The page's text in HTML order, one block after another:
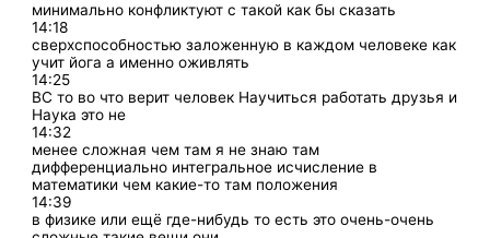
минимально конфликтуют с такой как бы сказать
14:18
сверхспособностью заложенную в каждом человеке как
учит йога а именно оживлять
14:25
ВС то во что верит человек Научиться работать друзья и
Наука это не
14:32
менее сложная чем там я не знаю там
дифференциально интегральное исчисление в
математики чем какие-то там положения
14:39
в физике или ещё где-нибудь то есть это очень-очень